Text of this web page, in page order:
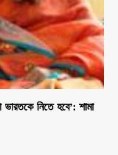
ভারতকে নিতে হবে’: শামা